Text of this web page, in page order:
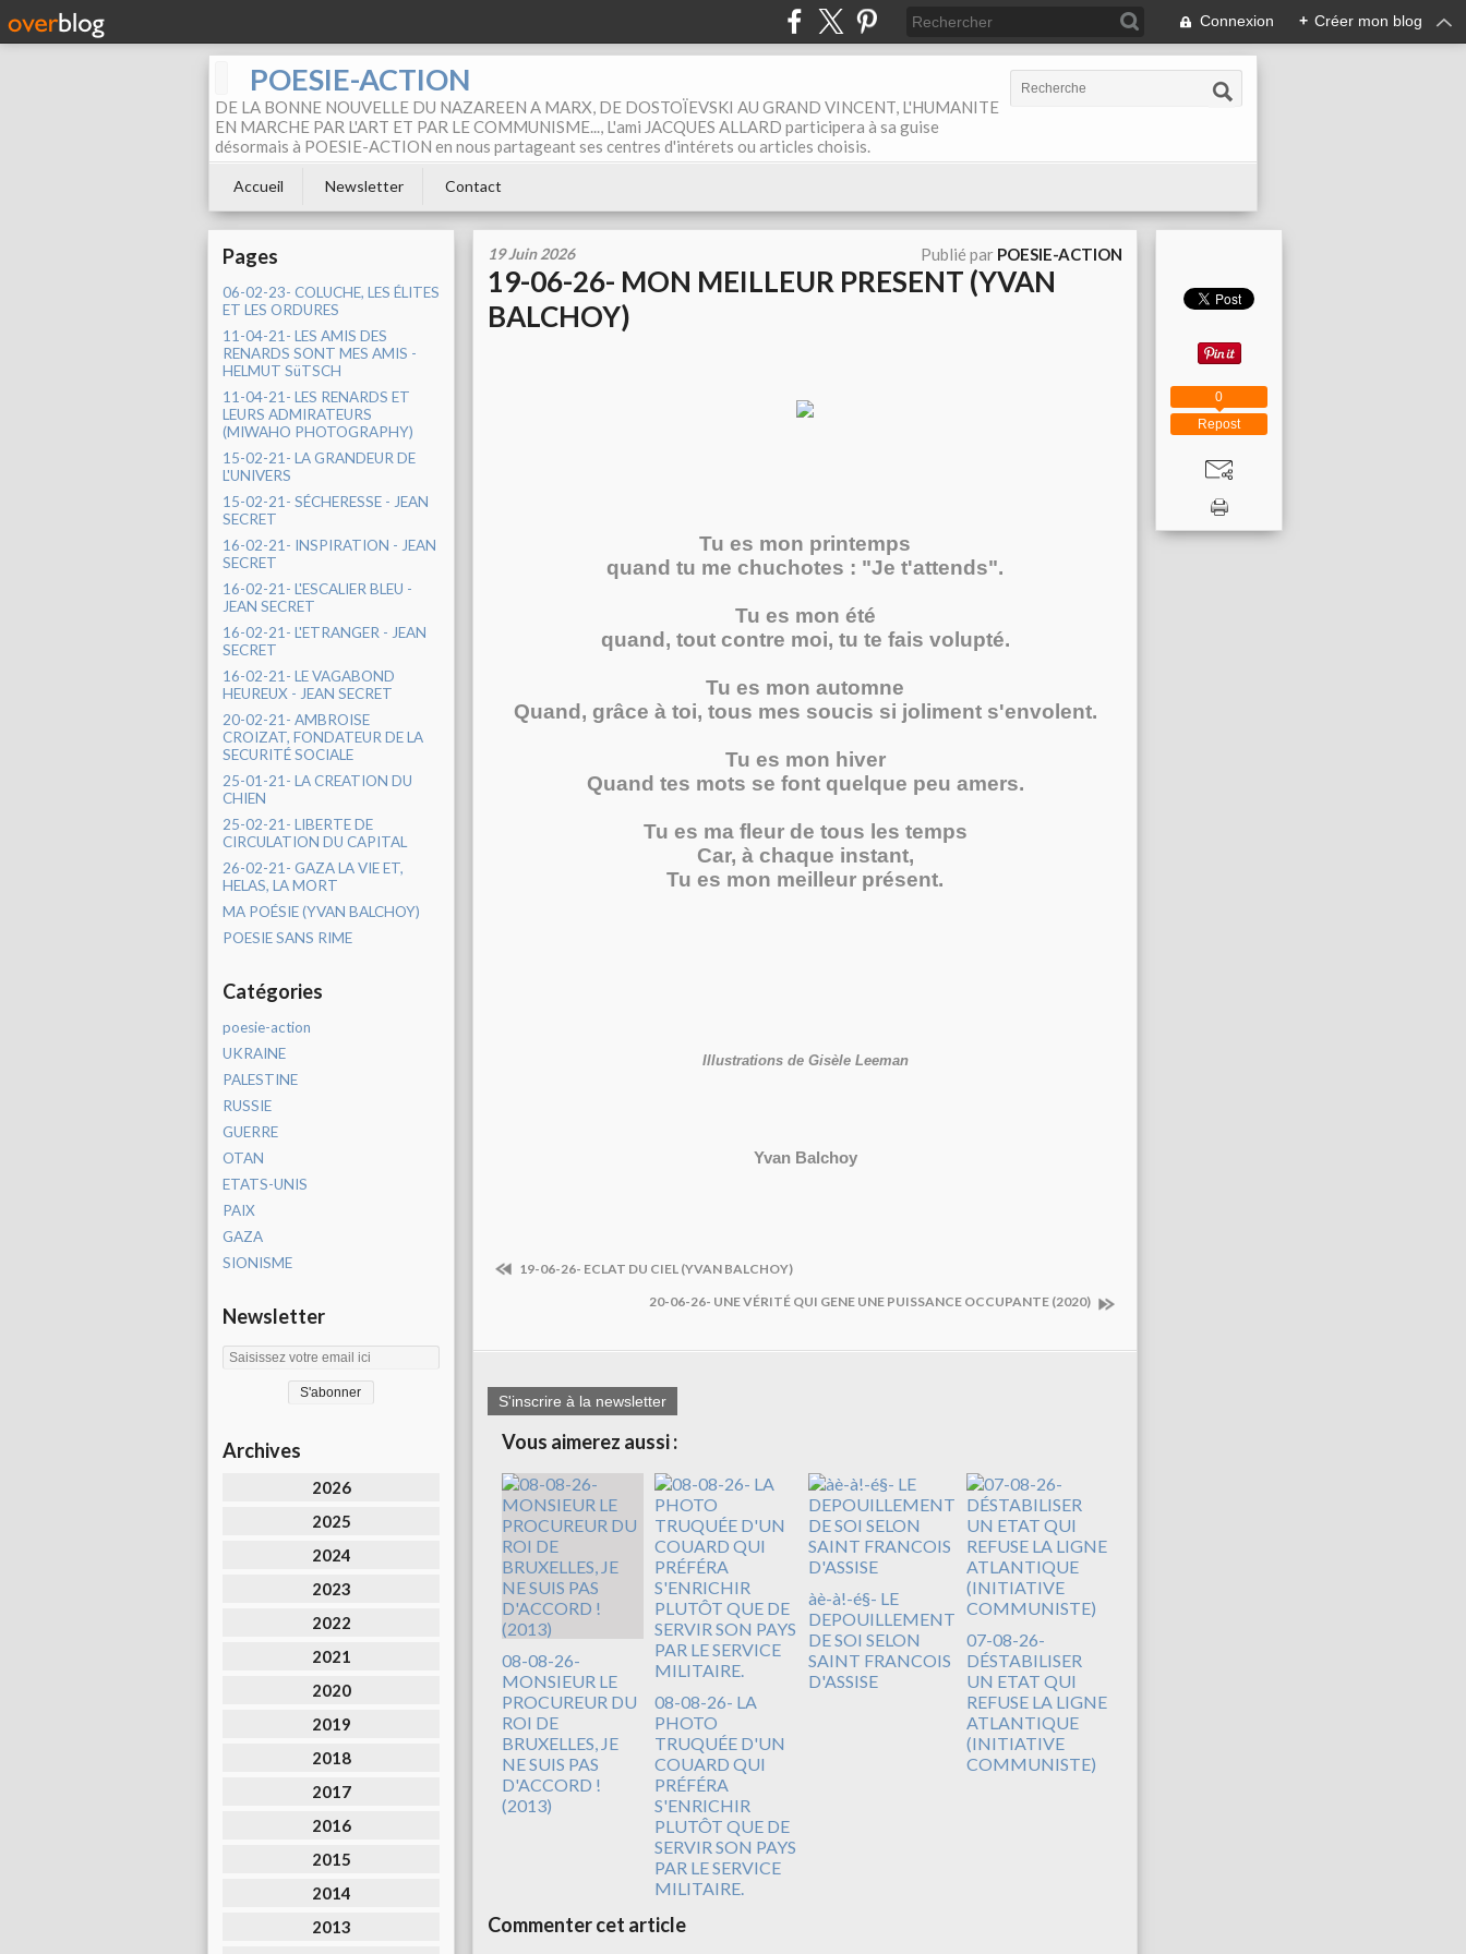
Connexion + Créer mon blog
POESIE-ACTION
DE LA BONNE NOUVELLE DU NAZAREEN A MARX, DE DOSTOÏEVSKI AU GRAND VINCENT, L'HUMANITE
EN MARCHE PAR L'ART ET PAR LE COMMUNISME..., L'ami JACQUES ALLARD participera à sa guise
désormais à POESIE-ACTION en nous partageant ses centres d'intérets ou articles choisis.
Accueil Newsletter Contact
Pages
06-02-23- COLUCHE, LES ÉLITES
ET LES ORDURES
11-04-21- LES AMIS DES
RENARDS SONT MES AMIS -
HELMUT SüTSCH
11-04-21- LES RENARDS ET
LEURS ADMIRATEURS
(MIWAHO PHOTOGRAPHY)
15-02-21- LA GRANDEUR DE
L'UNIVERS
15-02-21- SÉCHERESSE - JEAN
SECRET
16-02-21- INSPIRATION - JEAN
SECRET
16-02-21- L'ESCALIER BLEU -
JEAN SECRET
16-02-21- L'ETRANGER - JEAN
SECRET
16-02-21- LE VAGABOND
HEUREUX - JEAN SECRET
20-02-21- AMBROISE
CROIZAT, FONDATEUR DE LA
SECURITÉ SOCIALE
25-01-21- LA CREATION DU
CHIEN
25-02-21- LIBERTE DE
CIRCULATION DU CAPITAL
26-02-21- GAZA LA VIE ET,
HELAS, LA MORT
MA POÉSIE (YVAN BALCHOY)
POESIE SANS RIME
Catégories
poesie-action
UKRAINE
PALESTINE
RUSSIE
GUERRE
OTAN
ETATS-UNIS
PAIX
GAZA
SIONISME
Newsletter
Archives
2026
2025
2024
2023
2022
2021
2020
2019
2018
2017
2016
2015
2014
2013
19 Juin 2026 Publié par POESIE-ACTION
19-06-26- MON MEILLEUR PRESENT (YVAN
BALCHOY)
Tu es mon printemps
quand tu me chuchotes : "Je t'attends".
Tu es mon été
quand, tout contre moi, tu te fais volupté.
Tu es mon automne
Quand, grâce à toi, tous mes soucis si joliment s'envolent.
Tu es mon hiver
Quand tes mots se font quelque peu amers.
Tu es ma fleur de tous les temps
Car, à chaque instant,
Tu es mon meilleur présent.
Illustrations de Gisèle Leeman
Yvan Balchoy
19-06-26- ECLAT DU CIEL (YVAN BALCHOY)
20-06-26- UNE VÉRITÉ QUI GENE UNE PUISSANCE OCCUPANTE (2020)
S'inscrire à la newsletter
Vous aimerez aussi :
08-08-26-
MONSIEUR LE
PROCUREUR DU
ROI DE
BRUXELLES, JE
NE SUIS PAS
D'ACCORD !
(2013)
08-08-26- LA
PHOTO
TRUQUÉE D'UN
COUARD QUI
PRÉFÉRA
S'ENRICHIR
PLUTÔT QUE DE
SERVIR SON PAYS
PAR LE SERVICE
MILITAIRE.
àè-à!-é§- LE
DEPOUILLEMENT
DE SOI SELON
SAINT FRANCOIS
D'ASSISE
07-08-26-
DÉSTABILISER
UN ETAT QUI
REFUSE LA LIGNE
ATLANTIQUE
(INITIATIVE
COMMUNISTE)
Commenter cet article
Repost
0